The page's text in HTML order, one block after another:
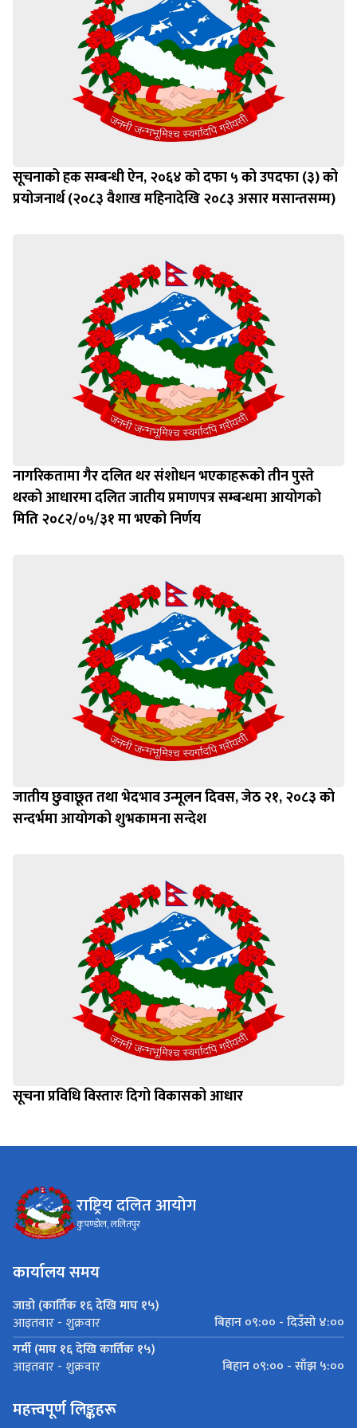
सूचनाको हक सम्बन्धी ऐन, २०६४ को दफा ५ को उपदफा (३) को
प्रयोजनार्थ (२०८३ वैशाख महिनादेखि २०८३ असार मसान्तसम्म)
नागरिकतामा गैर दलित थर संशोधन भएकाहरूको तीन पुस्ते
थरको आधारमा दलित जातीय प्रमाणपत्र सम्बन्धमा आयोगको
मिति २०८२/०५/३१ मा भएको निर्णय
जातीय छुवाछूत तथा भेदभाव उन्मूलन दिवस, जेठ २१, २०८३ को
सन्दर्भमा आयोगको शुभकामना सन्देश
सूचना प्रविधि विस्तारः दिगो विकासको आधार
राष्ट्रिय दलित आयोग
कुपण्डोल, ललितपुर
कार्यालय समय
जाडो (कार्तिक १६ देखि माघ १५)
आइतवार - शुक्रवार
बिहान ०९:०० - दिउँसो ४:००
गर्मी (माघ १६ देखि कार्तिक १५)
आइतवार - शुक्रवार बिहान ०९:०० - साँझ ५:००
महत्त्वपूर्ण लिङ्कहरू